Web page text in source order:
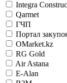
Integra
Qarmet
ГЧП
Портал
OMarket.kz
RG Gold
Air Astana
E-Alan